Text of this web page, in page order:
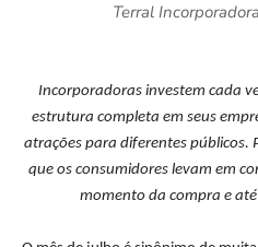
Terral
Incorporadoras investem cada
estrutura completa em seus
atrações para diferentes públicos.
que os consumidores levam em
momento da compra e